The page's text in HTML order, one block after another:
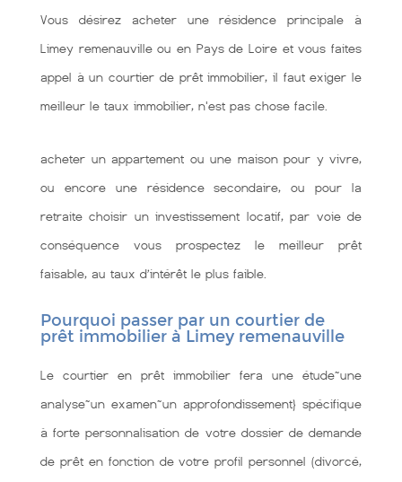
Vous désirez acheter une résidence principale à
Limey remenauville ou en Pays de Loire et vous faites
appel à un courtier de prêt immobilier, il faut exiger le
meilleur le taux immobilier, n'est pas chose facile.
acheter un appartement ou une maison pour y vivre,
ou encore une résidence secondaire, ou pour la
retraite choisir un investissement locatif, par voie de
conséquence vous prospectez le meilleur prêt
faisable, au taux d’intérêt le plus faible.
Pourquoi passer par un courtier de
prêt immobilier à Limey remenauville
Le courtier en prêt immobilier fera une étude~une
analyse~un examen~un approfondissement} spécifique
à forte personnalisation de votre dossier de demande
de prêt en fonction de votre profil personnel (divorcé,